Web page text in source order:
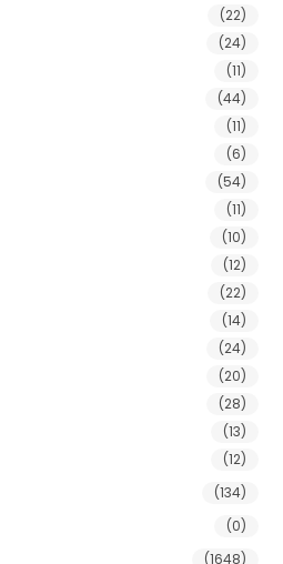
(22)
(24)
(11)
(44)
(11)
(6)
(54)
(11)
(10)
(12)
(22)
(14)
(24)
(20)
(28)
(13)
(12)
(134)
(0)
(1648)